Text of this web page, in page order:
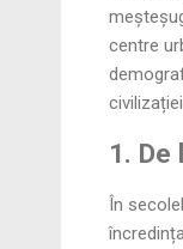
centre
1.
În